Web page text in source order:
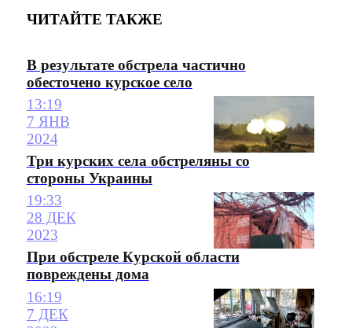
ЧИТАЙТЕ ТАКЖЕ
В результате обстрела частично
обесточено курское село
13:19
7 ЯНВ
2024
Три курских села обстреляны со
стороны Украины
19:33
28 ДЕК
2023
При обстреле Курской области
повреждены дома
16:19
7 ДЕК